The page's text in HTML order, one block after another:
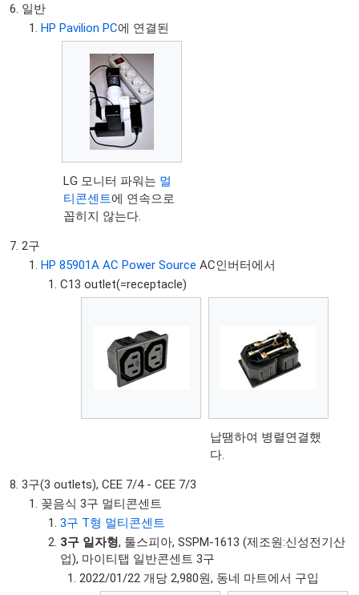
일반
HP Pavilion PC에 연결된
LG 모니터 파워는 멀
티콘센트에 연속으로
꼽히지 않는다.
2구
HP 85901A AC Power Source AC인버터에서
C13 outlet(=receptacle)
납땜하여 병렬연결했
다.
3구(3 outlets), CEE 7/4 - CEE 7/3
꽂음식 3구 멀티콘센트
3구 T형 멀티콘센트
3구 일자형, 툴스피아, SSPM-1613 (제조원:신성전기산
업), 마이티탭 일반콘센트 3구
2022/01/22 개당 2,980원, 동네 마트에서 구입